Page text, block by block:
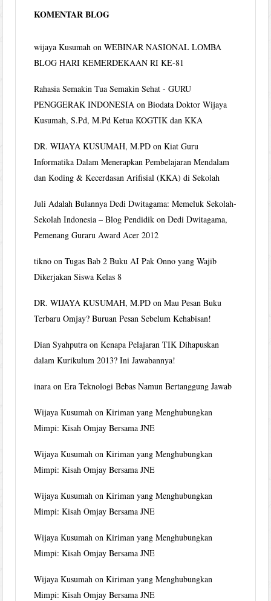
KOMENTAR BLOG
wijaya Kusumah onWEBINAR NASIONAL LOMBA
BLOG HARI KEMERDEKAAN RI KE-81
Rahasia Semakin Tua Semakin Sehat - GURU
PENGGERAK INDONESIA onBiodata Doktor Wijaya
Kusumah, S.Pd, M.Pd Ketua KOGTIK dan KKA
DR. WIJAYA KUSUMAH, M.PD onKiat Guru
Informatika Dalam Menerapkan Pembelajaran Mendalam
dan Koding & Kecerdasan Arifisial (KKA) di Sekolah
Juli Adalah Bulannya Dedi Dwitagama: Memeluk Sekolah-
Sekolah Indonesia – Blog Pendidik onDedi Dwitagama,
Pemenang Guraru Award Acer 2012
tikno onTugas Bab 2 Buku AI Pak Onno yang Wajib
Dikerjakan Siswa Kelas 8
DR. WIJAYA KUSUMAH, M.PD onMau Pesan Buku
Terbaru Omjay? Buruan Pesan Sebelum Kehabisan!
Dian Syahputra onKenapa Pelajaran TIK Dihapuskan
dalam Kurikulum 2013? Ini Jawabannya!
inara onEra Teknologi Bebas Namun Bertanggung Jawab
Wijaya Kusumah onKiriman yang Menghubungkan
Mimpi: Kisah Omjay Bersama JNE
Wijaya Kusumah onKiriman yang Menghubungkan
Mimpi: Kisah Omjay Bersama JNE
Wijaya Kusumah onKiriman yang Menghubungkan
Mimpi: Kisah Omjay Bersama JNE
Wijaya Kusumah onKiriman yang Menghubungkan
Mimpi: Kisah Omjay Bersama JNE
Wijaya Kusumah onKiriman yang Menghubungkan
Mimpi: Kisah Omjay Bersama JNE